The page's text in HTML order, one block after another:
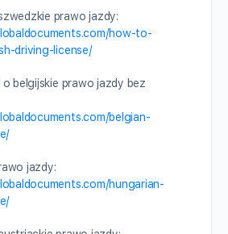
prawo jazdy:
how-to-
driving-license/
o belgijskie prawo jazdy bez
belgian-
jazdy:
hungarian-